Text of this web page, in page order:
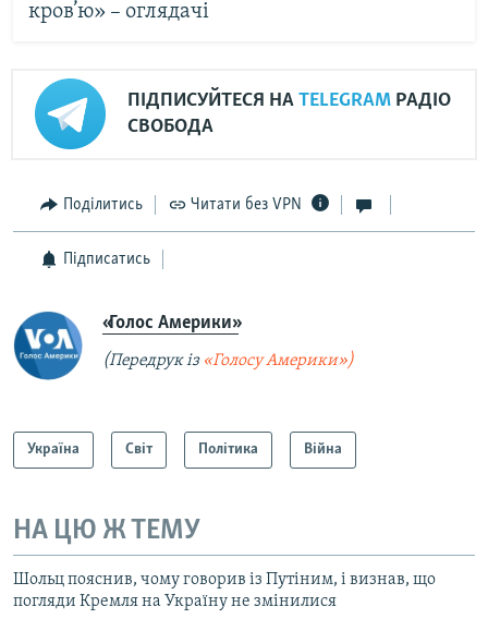
кров’ю» – оглядачі
ПІДПИСУЙТЕСЯ НА TELEGRAM РАДІО
СВОБОДА
Поділитись Читати без VPN
Підписатись
«Голос Америки»
(Передрук із «Голосу Америки»)
Україна Світ Політика Війна
НА ЦЮ Ж ТЕМУ
Шольц пояснив, чому говорив із Путіним, і визнав, що
погляди Кремля на Україну не змінилися